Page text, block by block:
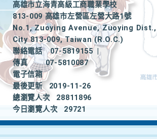
高雄市立海青高級工商職業學校
813-009 高雄市左營區左營大路1號
No.1, Zuoying Avenue, Zuoying
City 813-009, Taiwan (R.O.C.)
聯絡電話
07-5819155
|
傳真
07-5810087
電子信箱
最後更新
2019-11-26
總瀏覽人次
28811896
今日瀏覽人次
29721